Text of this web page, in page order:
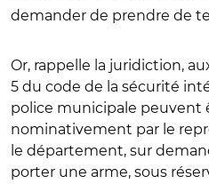
demander de prendre de
Or, rappelle la juridiction,
5 du code de la sécurité
police municipale peuvent
nominativement par le
le département, sur
porter une arme, sous